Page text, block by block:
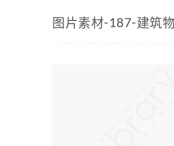
图片素材-187-建筑